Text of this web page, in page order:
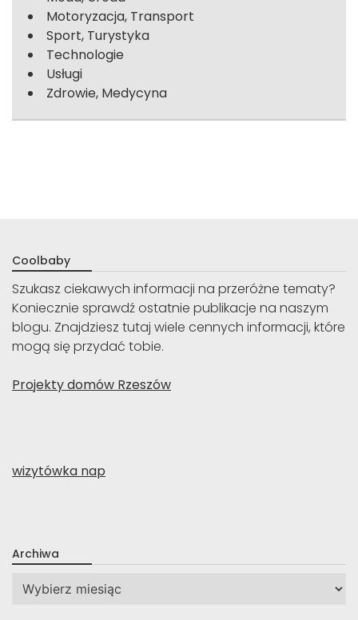
Motoryzacja, Transport
Sport, Turystyka
Technologie
Usługi
Zdrowie, Medycyna
Coolbaby
Szukasz ciekawych informacji na przeróżne tematy?
Koniecznie sprawdź ostatnie publikacje na naszym
blogu. Znajdziesz tutaj wiele cennych informacji, które
mogą się przydać tobie.
Projekty domów Rzeszów
wizytówka nap
Archiwa
Archiwa